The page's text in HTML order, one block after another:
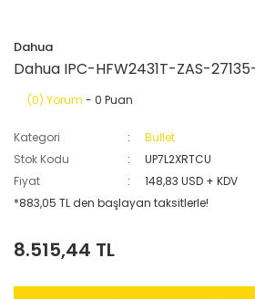
Dahua
Dahua IPC-HFW2431T-ZAS-
(0) Yorum - 0 Puan
Kategori
Bullet
Stok Kodu
UP7L2XRTCU
Fiyat
148,83 USD + KDV
*883,05 TL den başlayan taksitlerle!
8.515,44 TL